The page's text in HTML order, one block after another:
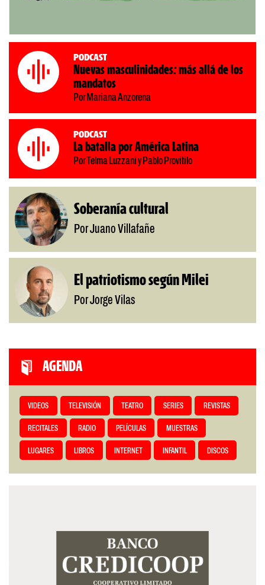
Podcast
Nuevas masculinidades: más allá de los
mandatos
Por Mariana Anzorena
Podcast
La batalla por América Latina
Por Telma Luzzani y Pablo Provitilo
Soberanía cultural
Por Juano Villafañe
El patriotismo según Milei
Por Jorge Vilas
AGENDA
VIDEOS TELEVISIÓN TEATRO SERIES REVISTAS
RECITALES RADIO PELÍCULAS MUESTRAS
LUGARES LIBROS INTERNET INFANTIL DISCOS